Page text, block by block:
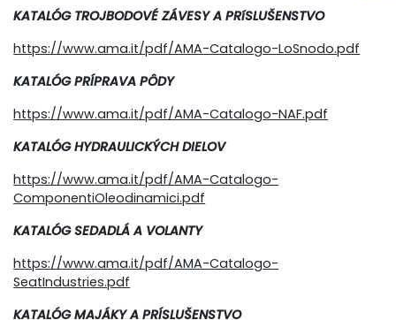
KATALÓG TROJBODOVÉ ZÁVESY A PRíSLUŠENSTVO
https://www.ama.it/pdf/AMA-Catalogo-LoSnodo.pdf
KATALÓG PRÍPRAVA PÔDY
https://www.ama.it/pdf/AMA-Catalogo-NAF.pdf
KATALÓG HYDRAULICKÝCH DIELOV
https://www.ama.it/pdf/AMA-Catalogo-
ComponentiOleodinamici.pdf
KATALÓG SEDADLÁ A VOLANTY
https://www.ama.it/pdf/AMA-Catalogo-
SeatIndustries.pdf
KATALÓG MAJÁKY A PRÍSLUŠENSTVO